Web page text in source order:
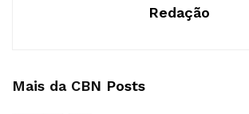
Redação
Mais da CBN Posts